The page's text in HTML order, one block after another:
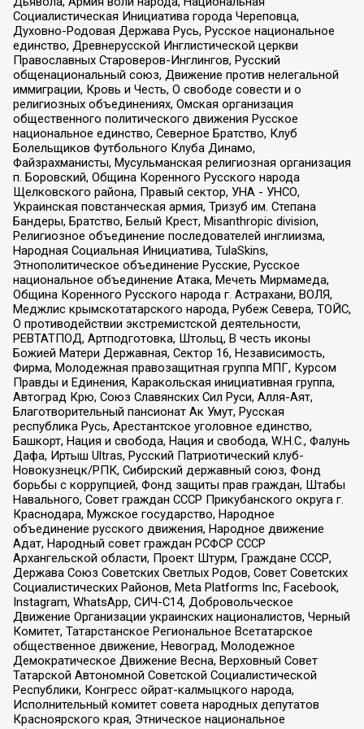
Социалистическая Инициатива города Череповца,
Духовно-Родовая Держава Русь, Русское национальное
единство, Древнерусской Инглистической церкви
Православных Староверов-Инглингов, Русский
общенациональный союз, Движение против нелегальной
иммиграции, Кровь и Честь, О свободе совести и о
религиозных объединениях, Омская организация
общественного политического движения Русское
национальное единство, Северное Братство, Клуб
Болельщиков Футбольного Клуба Динамо,
Файзрахманисты, Мусульманская религиозная организация
п. Боровский, Община Коренного Русского народа
Щелковского района, Правый сектор, УНА - УНСО,
Украинская повстанческая армия, Тризуб им. Степана
Бандеры, Братство, Белый Крест, Misanthropic division,
Религиозное объединение последователей инглиизма,
Народная Социальная Инициатива, TulaSkins,
Этнополитическое объединение Русские, Русское
национальное объединение Атака, Мечеть Мирмамеда,
Община Коренного Русского народа г. Астрахани, ВОЛЯ,
Меджлис крымскотатарского народа, Рубеж Севера, ТОЙС,
О противодействии экстремистской деятельности,
РЕВТАТПОД, Артподготовка, Штольц, В честь иконы
Божией Матери Державная, Сектор 16, Независимость,
Фирма, Молодежная правозащитная группа МПГ, Курсом
Правды и Единения, Каракольская инициативная группа,
Автоград Крю, Союз Славянских Сил Руси, Алля-Аят,
Благотворительный пансионат Ак Умут, Русская
республика Русь, Арестантское уголовное единство,
Башкорт, Нация и свобода, Нация и свобода, W.H.С., Фалунь
Дафа, Иртыш Ultras, Русский Патриотический клуб-
Новокузнецк/РПК, Сибирский державный союз, Фонд
борьбы с коррупцией, Фонд защиты прав граждан, Штабы
Навального, Совет граждан СССР Прикубанского округа г.
Краснодара, Мужское государство, Народное
объединение русского движения, Народное движение
Адат, Народный совет граждан РСФСР СССР
Архангельской области, Проект Штурм, Граждане СССР,
Держава Союз Советских Светлых Родов, Совет Советских
Социалистических Районов, Meta Platforms Inc, Facebook,
Instagram, WhatsApp, СИЧ-С14, Добровольческое
Движение Организации украинских националистов, Черный
Комитет, Татарстанское Региональное Всетатарское
общественное движение, Невоград, Молодежное
Демократическое Движение Весна, Верховный Совет
Татарской Автономной Советской Социалистической
Республики, Конгресс ойрат-калмыцкого народа,
Исполнительный комитет совета народных депутатов
Красноярского края, Этническое национальное